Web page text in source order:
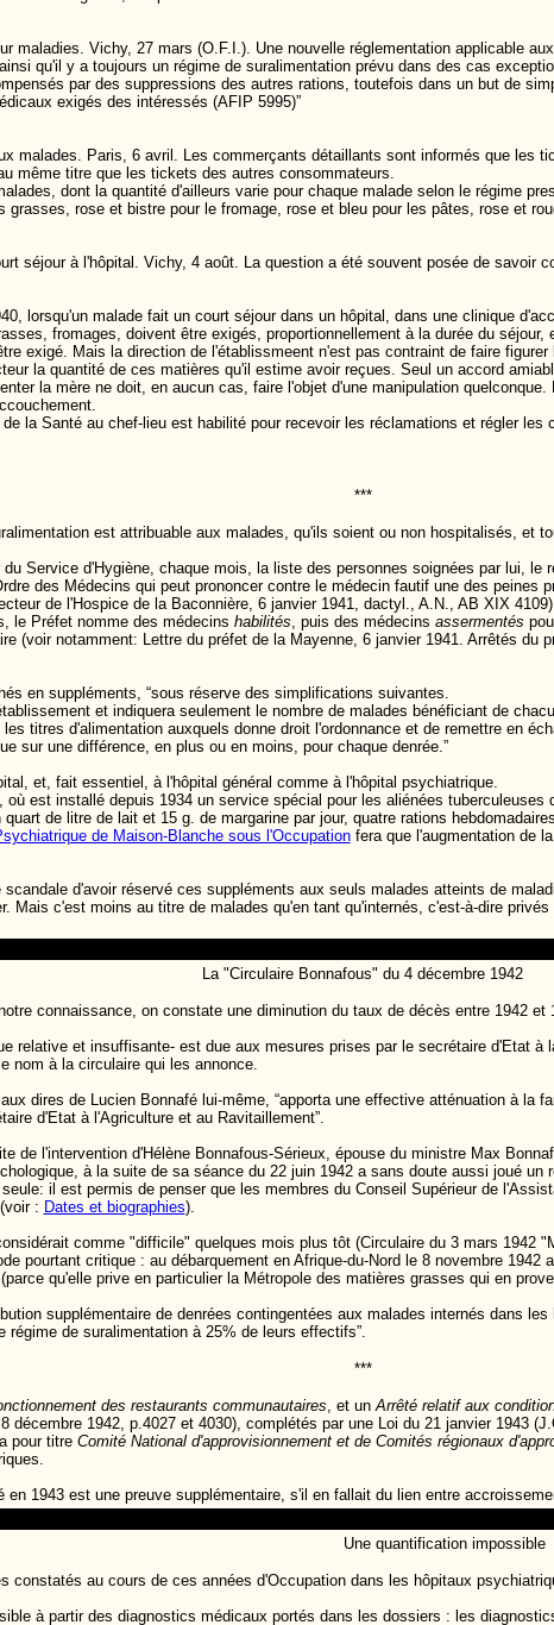
maladies. Vichy, 27 mars (O.F.I.). Une nouvelle réglementation applicable
qu'il y a toujours un régime de suralimentation prévu dans des cas
par des suppressions des autres rations, toutefois dans un but de
exigés des intéressés (AFIP 5995)”
malades. Paris, 6 avril. Les commerçants détaillants sont informés que les
même titre que les tickets des autres consommateurs.
dont la quantité d'ailleurs varie pour chaque malade selon le régime
rose et bistre pour le fromage, rose et bleu pour les pâtes, rose et
séjour à l'hôpital. Vichy, 4 août. La question a été souvent posée de savoir
lorsqu'un malade fait un court séjour dans un hôpital, dans une clinique
fromages, doivent être exigés, proportionnellement à la durée du
exigé. Mais la direction de l'établissmeent n'est pas contraint de faire
la quantité de ces matières qu'il estime avoir reçues. Seul un accord
la mère ne doit, en aucun cas, faire l'objet d'une manipulation
la Santé au chef-lieu est habilité pour recevoir les réclamations et régler
***
est attribuable aux malades, qu'ils soient ou non hospitalisés, et
Service d'Hygiène, chaque mois, la liste des personnes soignées par lui,
des Médecins qui peut prononcer contre le médecin fautif une des peines
de l'Hospice de la Baconnière, 6 janvier 1941, dactyl., A.N., AB XIX
le Préfet nomme des médecins habilités, puis des médecins assermentés
(voir notamment: Lettre du préfet de la Mayenne, 6 janvier 1941. Arrêtés du
en suppléments, “sous réserve des simplifications suivantes.
et indiquera seulement le nombre de malades bénéficiant de
titres d'alimentation auxquels donne droit l'ordonnance et de remettre en
sur une différence, en plus ou en moins, pour chaque denrée.”
et, fait essentiel, à l'hôpital général comme à l'hôpital psychiatrique.
est installé depuis 1934 un service spécial pour les aliénées
de litre de lait et 15 g. de margarine par jour, quatre rations
de Maison-Blanche sous l'Occupationfera que l'augmentation de
d'avoir réservé ces suppléments aux seuls malades atteints de
Mais c'est moins au titre de malades qu'en tant qu'internés, c'est-à-dire
La "Circulaire Bonnafous" du 4 décembre 1942
connaissance, on constate une diminution du taux de décès entre 1942 et
relative et insuffisante- est due aux mesures prises par le secrétaire d'Etat
nom à la circulaire qui les annonce.
dires de Lucien Bonnafé lui-même, “apporta une effective atténuation à la
d'Etat à l'Agriculture et au Ravitaillement”.
de l'intervention d'Hélène Bonnafous-Sérieux, épouse du ministre Max
à la suite de sa séance du 22 juin 1942 a sans doute aussi joué un
il est permis de penser que les membres du Conseil Supérieur de
: Dates et biographies).
comme "difficile" quelques mois plus tôt (Circulaire du 3 mars 1942
pourtant critique : au débarquement en Afrique-du-Nord le 8 novembre
qu'elle prive en particulier la Métropole des matières grasses qui en
supplémentaire de denrées contingentées aux malades internés dans
régime de suralimentation à 25% de leurs effectifs”.
***
des restaurants communautaires, et unArrêté relatif aux
décembre 1942, p.4027 et 4030), complétés par une Loi du 21 janvier 1943
pour titre Comité National d'approvisionnement et de Comités régionaux
1943 est une preuve supplémentaire, s'il en fallait du lien entre
Une quantification impossible
constatés au cours de ces années d'Occupation dans les hôpitaux
à partir des diagnostics médicaux portés dans les dossiers : les